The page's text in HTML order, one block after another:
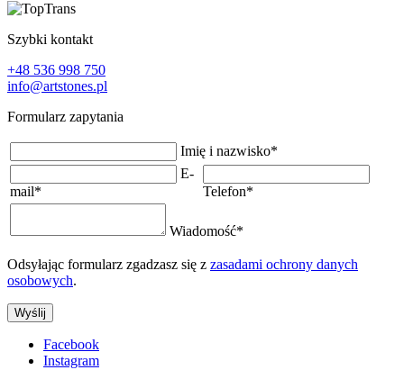
Szybki kontakt
+48 536 998 750
info@artstones.pl
Formularz zapytania
Imię i nazwisko*
E-
mail* Telefon*
Wiadomość*
Odsyłając formularz zgadzasz się z zasadami ochrony danych
osobowych.
Wyślij
Facebook
Instagram